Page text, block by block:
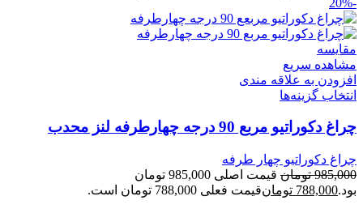
-20%
مقایسه
مشاهده سریع
افزودن به علاقه مندی
انتخاب گزینه‌ها
چراغ دکوراتیو مربع 90 درجه چهارطرفه لنز محدب
چراغ دکوراتیو چهار طرفه
985,000 تومان
قیمت اصلی 985,000 تومان
بود.788,000 تومانقیمت فعلی 788,000 تومان است.